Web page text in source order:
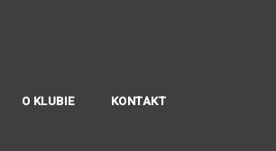
O KLUBIE KONTAKT